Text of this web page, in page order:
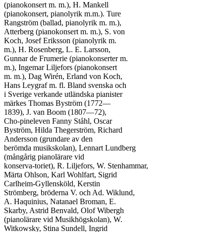
(pianokonsert m. m.), H. Mankell
(pianokonsert, pianolyrik m.m.). Ture
Rangström (ballad, pianolyrik m. m.),
Atterberg (pianokonsert m. m.), S. von
Koch, Josef Eriksson (pianolyrik m.
m.), H. Rosenberg, L. E. Larsson,
Gunnar de Frumerie (pianokonserter m.
m.), Ingemar Liljefors (pianokonsert
m. m.), Dag Wirén, Erland von Koch,
Hans Leygraf m. fl. Bland svenska och
i Sverige verkande utländska pianister
märkes Thomas Byström (1772—
1839), J. van Boom (1807—72),
Cho-pineleven Fanny Ståhl, Oscar
Byström, Hilda Thegerström, Richard
Andersson (grundare av den
berömda musikskolan), Lennart Lundberg
(mångårig pianolärare vid
konserva-toriet), R. Liljefors, W. Stenhammar,
Märta Ohlson, Karl Wohlfart, Sigrid
Carlheim-Gyllensköld, Kerstin
Strömberg, bröderna V. och Ad. Wiklund,
A. Haquinius, Natanael Broman, E.
Skarby, Astrid Benvald, Olof Wibergh
(pianolärare vid Musikhögskolan), W.
Witkowsky, Stina Sundell, Ingrid